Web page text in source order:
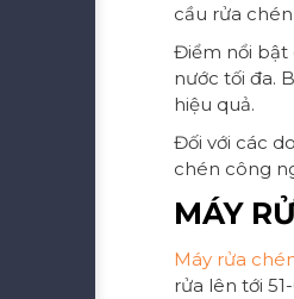
cầu rửa
Điểm nổi bật
nước tối đa.
hiệu quả.
Đối với các
chén công
MÁY
Máy rửa
rửa lên tới